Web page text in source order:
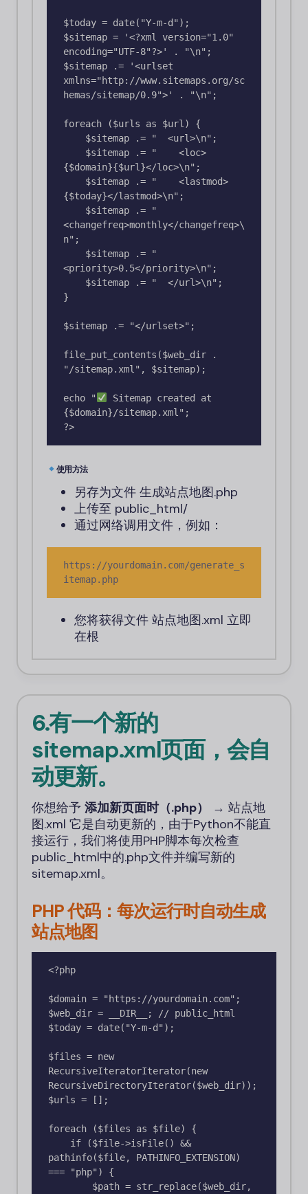
$today = date("Y-m-d");
$sitemap = '<?xml version="1.0"
encoding="UTF-8"?>' . "\n";
$sitemap .= '<urlset
xmlns="http://www.sitemaps.org/sc
hemas/sitemap/0.9">' . "\n";
foreach ($urls as $url) {
{$domain}{$url}</loc>\n";
{$today}</lastmod>\n";
<changefreq>monthly</changefreq>\
n";
<priority>0.5</priority>\n";
}
$sitemap .= "</urlset>";
file_put_contents($web_dir .
"/sitemap.xml", $sitemap);
echo "
Sitemap created at
{$domain}/sitemap.xml";
使用方法
另存为文件 生成站点地图.php
上传至 public_html/
通过网络调用文件，例如：
https://yourdomain.com/generate_s
itemap.php
您将获得文件 站点地图.xml 立即
在根
6.有一个新的
sitemap.xml页面，会自
动更新。
你想给予 添加新页面时（.php） → 站点地
图.xml 它是自动更新的，由于Python不能直
接运行，我们将使用PHP脚本每次检查
public_html中的.php文件并编写新的
sitemap.xml。
PHP 代码：每次运行时自动生成
站点地图
<?php
$domain = "https://yourdomain.com";
$web_dir = __DIR__; // public_html
$today = date("Y-m-d");
$files = new
RecursiveIteratorIterator(new
RecursiveDirectoryIterator($web_dir));
$urls = [];
foreach ($files as $file) {
pathinfo($file, PATHINFO_EXTENSION)
=== "php") {